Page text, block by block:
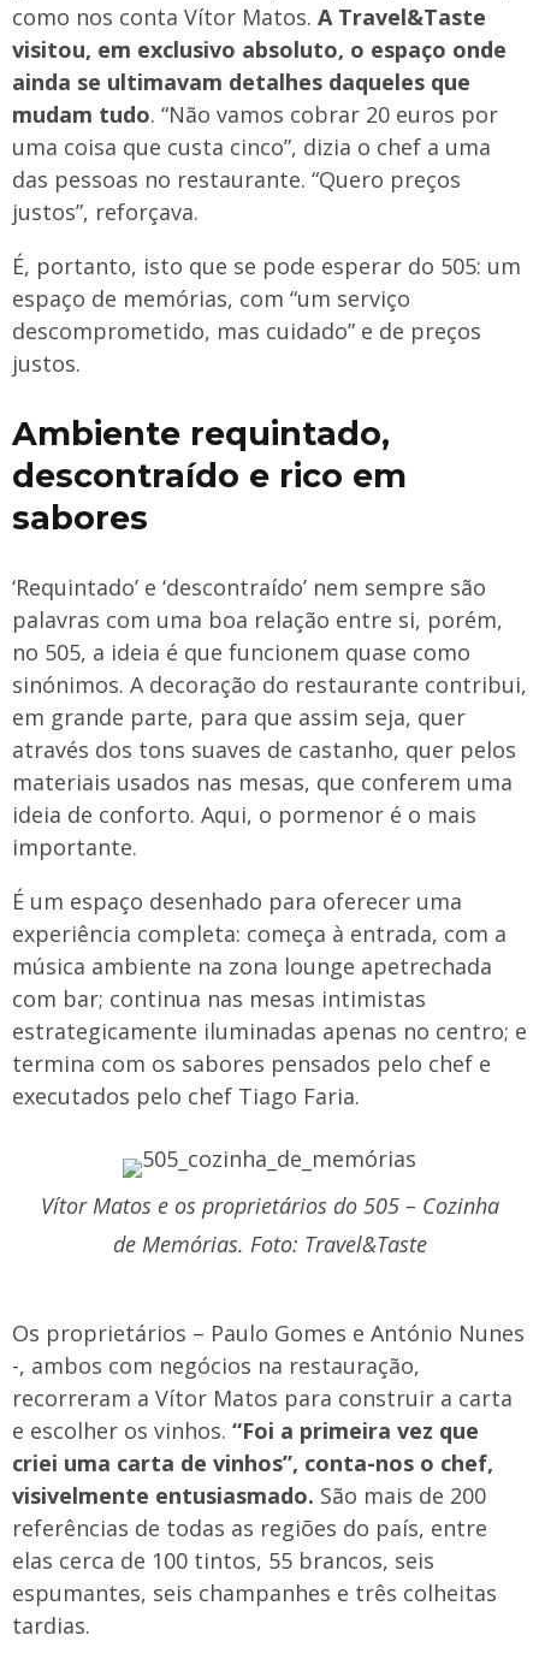
como nos conta Vítor Matos. A Travel&Taste
visitou, em exclusivo absoluto, o espaço onde
ainda se ultimavam detalhes daqueles que
mudam tudo. “Não vamos cobrar 20 euros por
uma coisa que custa cinco”, dizia o chef a uma
das pessoas no restaurante. “Quero preços
justos”, reforçava.
É, portanto, isto que se pode esperar do 505: um
espaço de memórias, com “um serviço
descomprometido, mas cuidado” e de preços
justos.
Ambiente requintado,
descontraído e rico em
sabores
‘Requintado’ e ‘descontraído’ nem sempre são
palavras com uma boa relação entre si, porém,
no 505, a ideia é que funcionem quase como
sinónimos. A decoração do restaurante contribui,
em grande parte, para que assim seja, quer
através dos tons suaves de castanho, quer pelos
materiais usados nas mesas, que conferem uma
ideia de conforto. Aqui, o pormenor é o mais
importante.
É um espaço desenhado para oferecer uma
experiência completa: começa à entrada, com a
música ambiente na zona lounge apetrechada
com bar; continua nas mesas intimistas
estrategicamente iluminadas apenas no centro; e
termina com os sabores pensados pelo chef e
executados pelo chef Tiago Faria.
Vítor Matos e os proprietários do 505 – Cozinha
de Memórias. Foto: Travel&Taste
Os proprietários – Paulo Gomes e António Nunes
-, ambos com negócios na restauração,
recorreram a Vítor Matos para construir a carta
e escolher os vinhos. “Foi a primeira vez que
criei uma carta de vinhos”, conta-nos o chef,
visivelmente entusiasmado. São mais de 200
referências de todas as regiões do país, entre
elas cerca de 100 tintos, 55 brancos, seis
espumantes, seis champanhes e três colheitas
tardias.